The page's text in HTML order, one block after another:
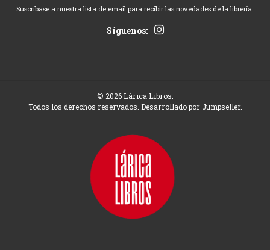
Suscríbase a nuestra lista de email para recibir las novedades de la librería.
Síguenos:
© 2026 Lárica Libros.
Todos los derechos reservados. Desarrollado por Jumpseller.